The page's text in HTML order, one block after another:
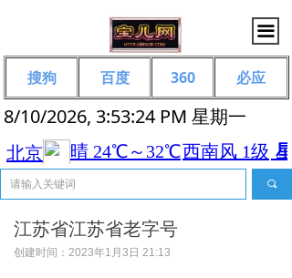
끀
8/10/2026, 3:53:24 PM 星期一
끠
搜狗 百度 360 必应
江苏省江苏省老字号
创建时间： 2023年1月3日 21:13